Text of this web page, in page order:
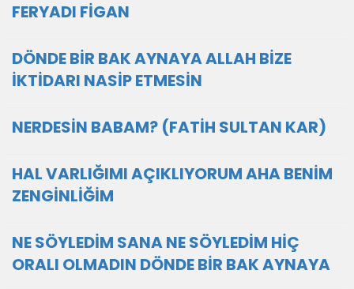
FERYADI FİGAN
DÖNDE BİR BAK AYNAYA ALLAH BİZE
İKTİDARI NASİP ETMESİN
NERDESİN BABAM? (FATİH SULTAN KAR)
HAL VARLIĞIMI AÇIKLIYORUM AHA BENİM
ZENGİNLİĞİM
NE SÖYLEDİM SANA NE SÖYLEDİM HİÇ
ORALI OLMADIN DÖNDE BİR BAK AYNAYA